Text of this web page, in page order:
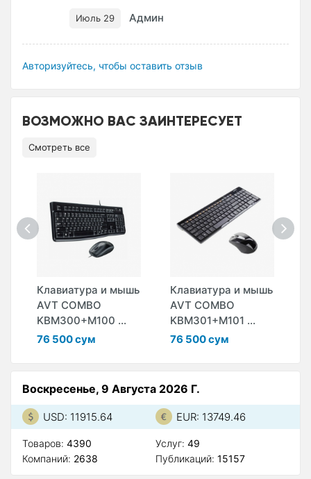
Июль 29 Админ
Авторизуйтесь, чтобы оставить отзыв
ВОЗМОЖНО ВАС ЗАИНТЕРЕСУЕТ
Смотреть все
Клавиатура и мышь
AVT COMBO
KBM300+M100 ...
76 500 сум
Клавиатура и мышь
AVT COMBO
KBM301+M101 ...
76 500 сум
Воскресенье, 9 Августа 2026 Г.
USD: 11915.64 EUR: 13749.46
Товаров: 4390
Компаний: 2638
Услуг: 49
Публикаций: 15157